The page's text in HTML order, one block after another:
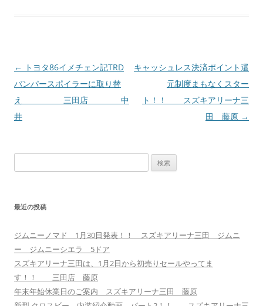
投
稿
ナ
ビ
← トヨタ86イメチェン記TRD
バンパースポイラーに取り替
え 三田店 中
井
キャッシュレス決済ポイント還
元制度まもなくスター
ト！！ スズキアリーナ三
田 藤原 →
索:
最近の投稿
ジムニーノマド 1月30日発表！！ スズキアリーナ三田 ジムニ
ー ジムニーシエラ 5ドア
スズキアリーナ三田は、1月2日から初売りセールやってま
す！！ 三田店 藤原
年末年始休業日のご案内 スズキアリーナ三田 藤原